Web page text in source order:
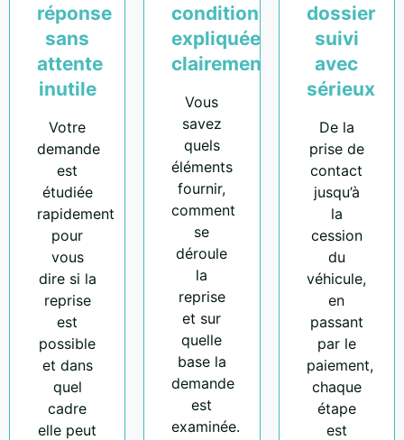
réponse
sans
attente
inutile
Votre
demande
est
étudiée
rapidement
pour
vous
dire si la
reprise
est
possible
et dans
quel
cadre
elle peut
conditions
expliquées
clairement
Vous
savez
quels
éléments
fournir,
comment
se
déroule
la
reprise
et sur
quelle
base la
demande
est
examinée.
dossier
suivi
avec
sérieux
De la
prise de
contact
jusqu’à
la
cession
du
véhicule,
en
passant
par le
paiement,
chaque
étape
est